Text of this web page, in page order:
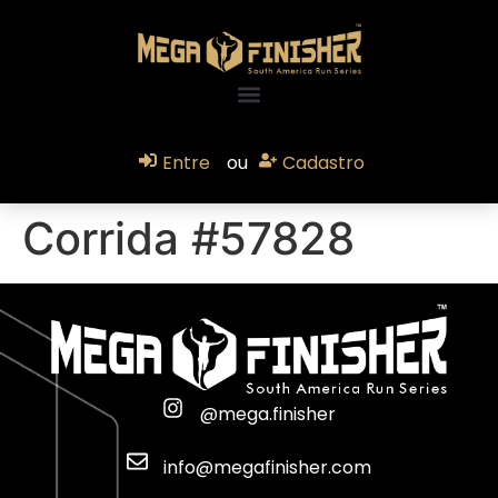
Entre ou Cadastro
Corrida #57828
@mega.finisher
info@megafinisher.com